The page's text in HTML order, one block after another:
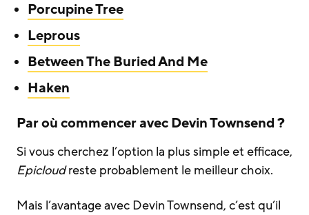
Porcupine Tree
Leprous
Between The Buried And Me
Haken
Par où commencer avec Devin Townsend ?
Si vous cherchez l’option la plus simple et efficace,
Epicloudreste probablement le meilleur choix.
Mais l’avantage avec Devin Townsend, c’est qu’il